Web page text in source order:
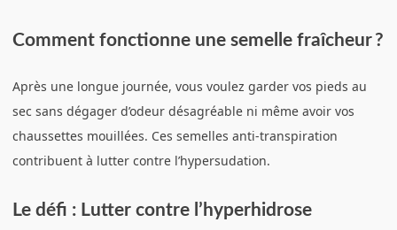
Comment fonctionne une semelle fraîcheur ?
Après une longue journée, vous voulez garder vos pieds au
sec sans dégager d’odeur désagréable ni même avoir vos
chaussettes mouillées. Ces semelles anti-transpiration
contribuent à lutter contre l’hypersudation.
Le défi : Lutter contre l’hyperhidrose